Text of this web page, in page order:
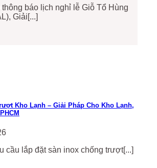
báo lịch nghỉ lễ Giỗ Tổ Hùng
Giải[...]
Kho Lạnh – Giải Pháp Cho Kho Lạnh,
cầu lắp đặt sàn inox chống trượt[...]